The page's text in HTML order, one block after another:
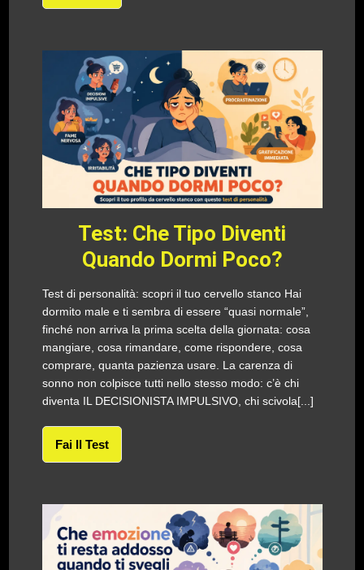
Test: Che Tipo Diventi
Quando Dormi Poco?
Test di personalità: scopri il tuo cervello stanco Hai
dormito male e ti sembra di essere “quasi normale”,
finché non arriva la prima scelta della giornata: cosa
mangiare, cosa rimandare, come rispondere, cosa
comprare, quanta pazienza usare. La carenza di
sonno non colpisce tutti nello stesso modo: c’è chi
diventa IL DECISIONISTA IMPULSIVO, chi scivola[...]
Fai Il Test